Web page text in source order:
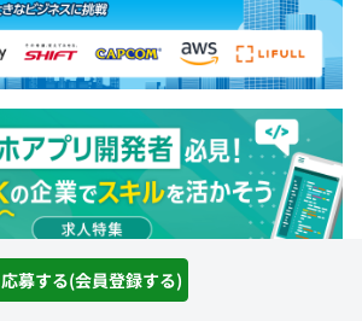
応募する(会員登録する)求人特集をもっと見る